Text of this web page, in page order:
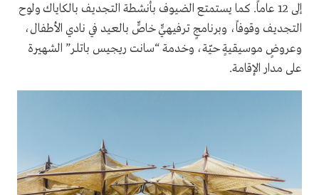
إلى 12 عاماً. كما يستمتع الضيوف بأنشطة التجديف بالكاياك ولوح
التجديف وقوفاً، وبرنامجٍ ترفيهيٍّ خاصٍّ بالعيد في نادي الأطفال،
وعروضٍ موسيقيةٍ حيّة، وخدمة “سانت ريجيس باتلر” الشهيرة
على مدار الإقامة.